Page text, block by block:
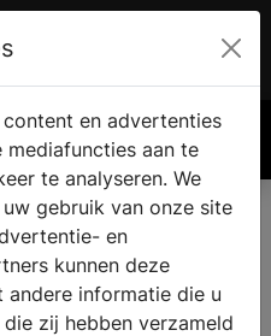
€ 0.00
en advertenties
aan te
te analyseren. We
gebruik van onze site
en
kunnen deze
andere informatie die u
zij hebben verzameld